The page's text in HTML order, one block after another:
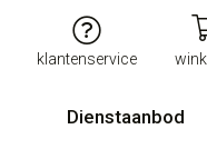
klantenservice
Dienstaanbod